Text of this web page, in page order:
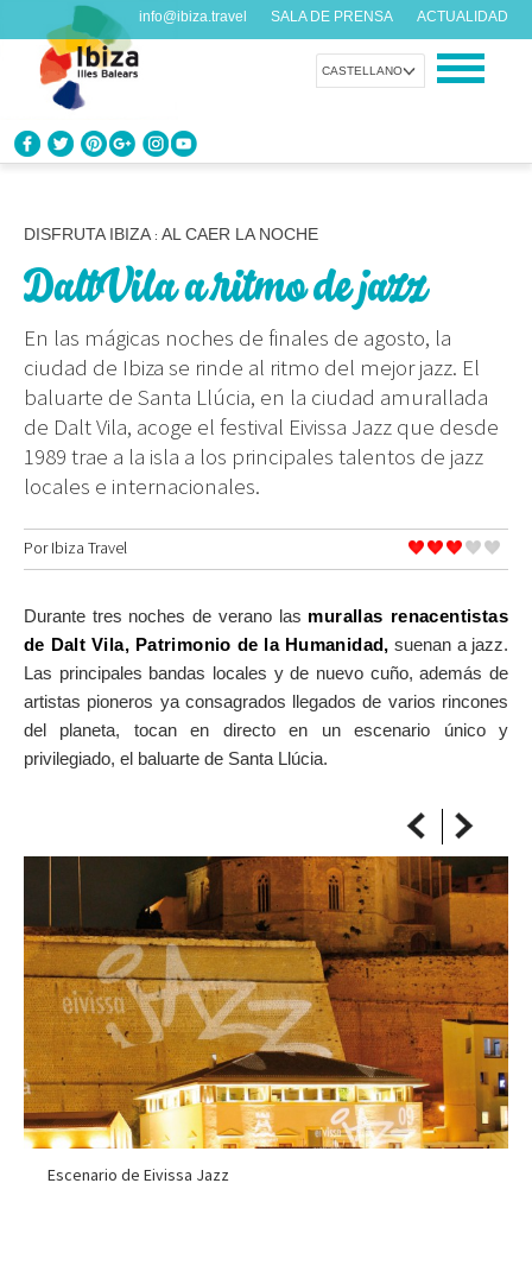
CASTELLANO
info@ibiza.travel SALA DE PRENSA ACTUALIDAD
DISFRUTA IBIZA
AGENDA
Cada día algo nuevo
ORGANIZA TU VIAJE
Datos prácticos antes de visitarnos
SOBRE EL MAPA
DISFRUTA IBIZA : AL CAER LA NOCHE
Dalt Vila a ritmo de jazz
En las mágicas noches de finales de agosto, la
ciudad de Ibiza se rinde al ritmo del mejor jazz. El
baluarte de Santa Llúcia, en la ciudad amurallada
de Dalt Vila, acoge el festival Eivissa Jazz que desde
1989 trae a la isla a los principales talentos de jazz
locales e internacionales.
PorIbiza Travel
Durante tres noches de verano las murallas renacentistas
de Dalt Vila, Patrimonio de la Humanidad, suenan a jazz.
Las principales bandas locales y de nuevo cuño, además de
artistas pioneros ya consagrados llegados de varios rincones
del planeta, tocan en directo en un escenario único y
privilegiado, el baluarte de Santa Llúcia.
Escenario de Eivissa Jazz